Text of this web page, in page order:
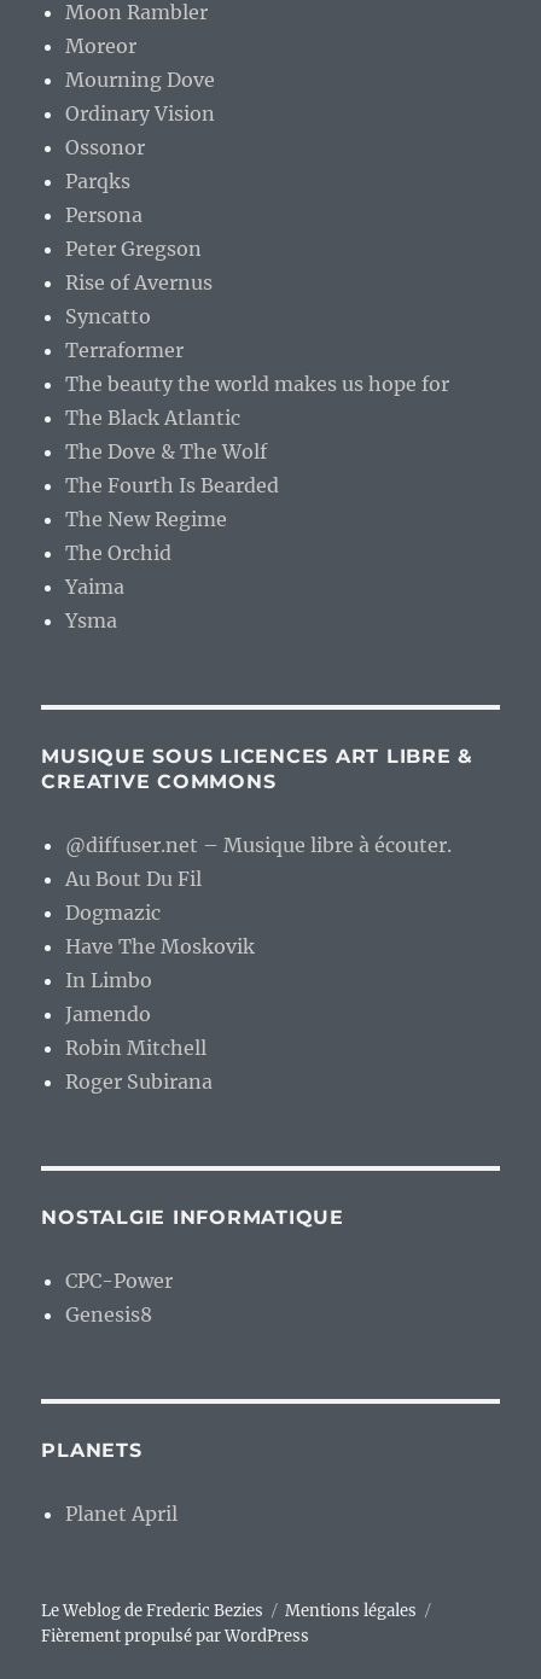
Moon Rambler
Moreor
Mourning Dove
Ordinary Vision
Ossonor
Parqks
Persona
Peter Gregson
Rise of Avernus
Syncatto
Terraformer
The beauty the world makes us hope for
The Black Atlantic
The Dove & The Wolf
The Fourth Is Bearded
The New Regime
The Orchid
Yaima
Ysma
MUSIQUE SOUS LICENCES ART LIBRE &
CREATIVE COMMONS
@diffuser.net – Musique libre à écouter.
Au Bout Du Fil
Dogmazic
Have The Moskovik
In Limbo
Jamendo
Robin Mitchell
Roger Subirana
NOSTALGIE INFORMATIQUE
CPC-Power
Genesis8
PLANETS
Planet April
Le Weblog de Frederic Bezies
Mentions légales
Fièrement propulsé par WordPress